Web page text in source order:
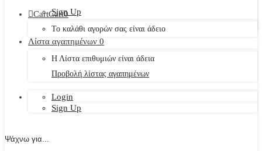
Sign Up
CartCart0
Το καλάθι αγορών σας είναι άδειο
Λίστα αγαπημένων 0
Η Λίστα επιθυμιών είναι άδεια
Προβολή λίστας αγαπημένων
Login
Sign Up